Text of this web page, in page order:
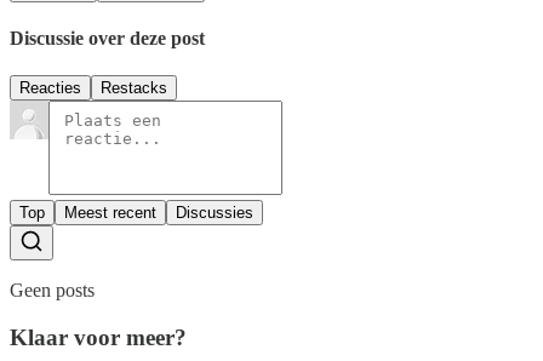
Discussie over deze post
Reacties Restacks
Top Meest recent Discussies
Geen posts
Klaar voor meer?